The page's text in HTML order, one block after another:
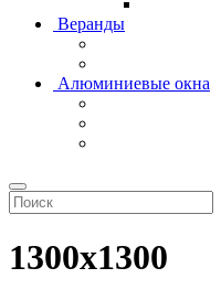
Веранды
Алюминиевые окна
1300х1300